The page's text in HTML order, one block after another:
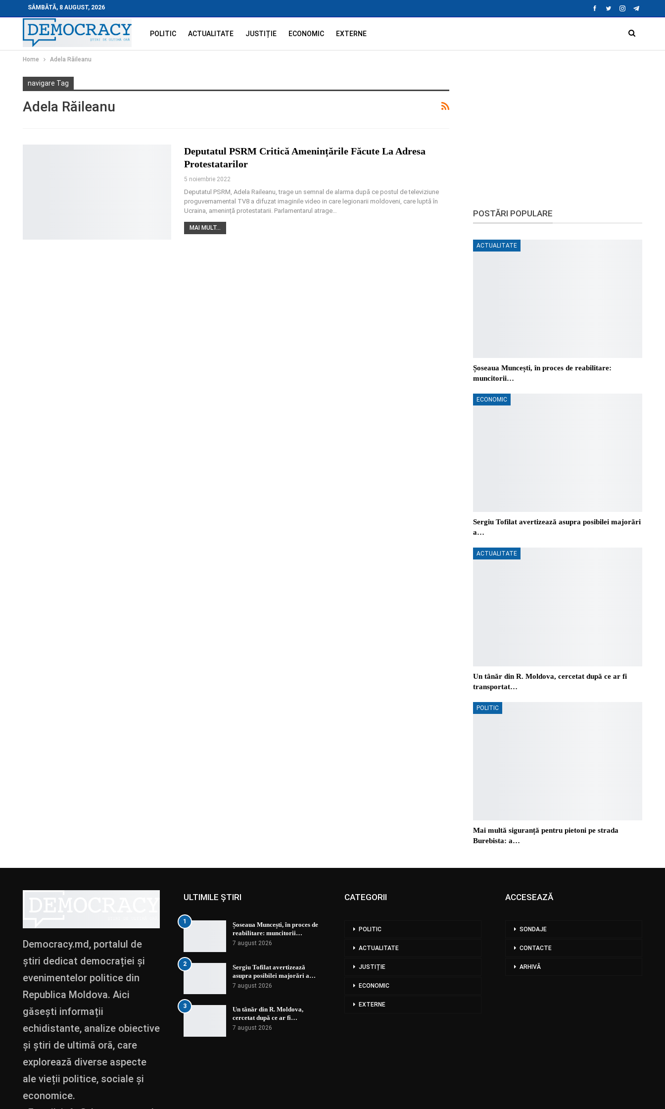
SÂMBĂTĂ, 8 AUGUST, 2026
POLITIC ACTUALITATE JUSTIȚIE ECONOMIC EXTERNE
Home Adela Răileanu
navigare Tag
Adela Răileanu
Deputatul PSRM Critică Amenințările Făcute La Adresa
Protestatarilor
5 noiembrie 2022
Deputatul PSRM, Adela Raileanu, trage un semnal de alarma după ce postul de televiziune
proguvernamental TV8 a difuzat imaginile video in care legionarii moldoveni, care luptă în
Ucraina, amenință protestatarii. Parlamentarul atrage
MAI MULT...
POSTĂRI POPULARE
ACTUALITATE
Șoseaua Muncești, în proces de reabilitare:
muncitorii…
ECONOMIC
Sergiu Tofilat avertizează asupra posibilei majorări
a…
ACTUALITATE
Un tânăr din R. Moldova, cercetat după ce ar fi
transportat…
POLITIC
Mai multă siguranță pentru pietoni pe strada
Burebista: a…
Democracy.md, portalul de
știri dedicat democrației și
evenimentelor politice din
Republica Moldova. Aici
găsești informații
echidistante, analize obiective
și știri de ultimă oră, care
explorează diverse aspecte
ale vieții politice, sociale și
economice.
ULTIMILE ȘTIRI
1
Șoseaua Muncești, în proces de
reabilitare: muncitorii…
7 august 2026
2
Sergiu Tofilat avertizează
asupra posibilei majorări a…
7 august 2026
3
Un tânăr din R. Moldova,
cercetat după ce ar fi…
7 august 2026
CATEGORII
POLITIC
ACTUALITATE
JUSTIȚIE
ECONOMIC
EXTERNE
ACCESEAZĂ
SONDAJE
CONTACTE
ARHIVĂ